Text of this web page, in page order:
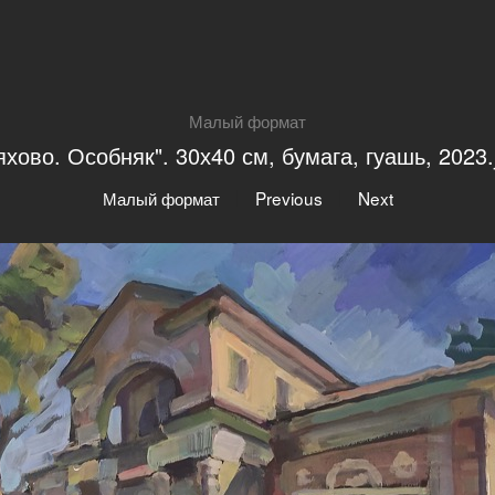
Малый формат
Особняк". 30х40 см, бумага, гуашь,
Малый формат Previous Next